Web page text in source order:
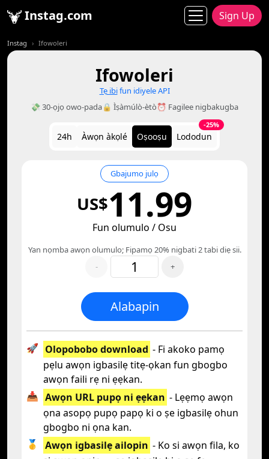
Instag.com Sign Up
Instag Ifowoleri
Ifowoleri
Tẹ ibifun idiyele API
💸 30-ọjọ owo-pada🔒 Ìṣàmúlò-ètò⏰ Fagilee nigbakugba
24h Àwọn àkọlé Oṣooṣu Lododun
-25%
Gbajumo julọ
US$11.99
Fun olumulo / Osu
Yan nọmba awọn olumulo; Fipamọ 20% nigbati 2 tabi diẹ sii.
-
+
Alabapin
🚀 Olopobobo download - Fi akoko pamọ
pẹlu awọn igbasilẹ titẹ-ọkan fun gbogbo
awọn faili rẹ ni ẹẹkan.
📥 Awọn URL pupọ ni ẹẹkan - Lẹẹmọ awọn
ọna asopọ pupọ papọ ki o ṣe igbasilẹ ohun
gbogbo ni ọna kan.
🥇
Awọn igbasilẹ ailopin - Ko si awọn fila, ko